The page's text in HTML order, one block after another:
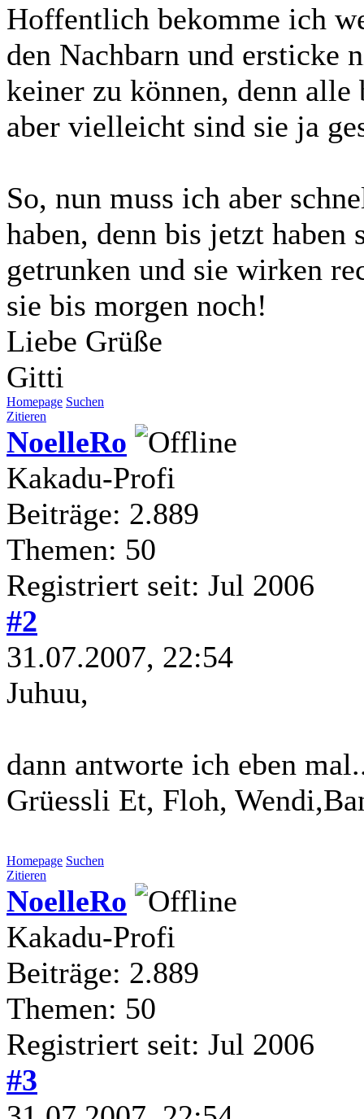
Hoffentlich bekomme ich
den Nachbarn und ersticke
keiner zu können, denn
aber vielleicht sind sie ja
So, nun muss ich aber
haben, denn bis jetzt haben
getrunken und sie wirken
sie bis morgen noch!
Liebe Grüße
Gitti
Homepage Suchen
Zitieren
NoelleRo
Kakadu-Profi
Beiträge: 2.889
Themen: 50
Registriert seit: Jul 2006
#2
31.07.2007, 22:54
Juhuu,
dann antworte ich eben
Grüessli Et, Floh,
Homepage Suchen
Zitieren
NoelleRo
Kakadu-Profi
Beiträge: 2.889
Themen: 50
Registriert seit: Jul 2006
#3